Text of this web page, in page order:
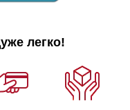
легко!